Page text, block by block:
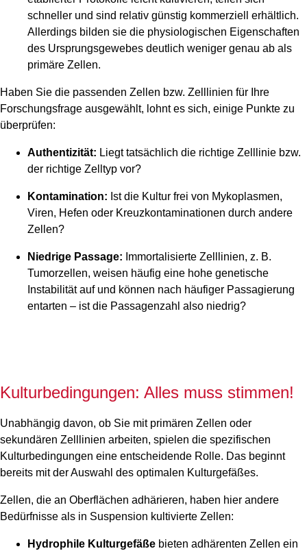
schneller und sind relativ günstig kommerziell erhältlich.
Allerdings bilden sie die physiologischen Eigenschaften
des Ursprungsgewebes deutlich weniger genau ab als
primäre Zellen.
Haben Sie die passenden Zellen bzw. Zelllinien für Ihre
Forschungsfrage ausgewählt, lohnt es sich, einige Punkte zu
überprüfen:
Authentizität: Liegt tatsächlich die richtige Zelllinie bzw.
der richtige Zelltyp vor?
Kontamination: Ist die Kultur frei von Mykoplasmen,
Viren, Hefen oder Kreuzkontaminationen durch andere
Zellen?
Niedrige Passage: Immortalisierte Zelllinien, z. B.
Tumorzellen, weisen häufig eine hohe genetische
Instabilität auf und können nach häufiger Passagierung
entarten – ist die Passagenzahl also niedrig?
Kulturbedingungen: Alles muss stimmen!
Unabhängig davon, ob Sie mit primären Zellen oder
sekundären Zelllinien arbeiten, spielen die spezifischen
Kulturbedingungen eine entscheidende Rolle. Das beginnt
bereits mit der Auswahl des optimalen Kulturgefäßes.
Zellen, die an Oberflächen adhärieren, haben hier andere
Bedürfnisse als in Suspension kultivierte Zellen:
Hydrophile Kulturgefäße bieten adhärenten Zellen ein